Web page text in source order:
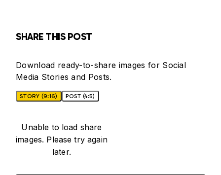
SHARE THIS POST
Download ready-to-share images for Social
Media Stories and Posts.
STORY (9:16) POST (4:5)
Unable to load share
images. Please try again
later.